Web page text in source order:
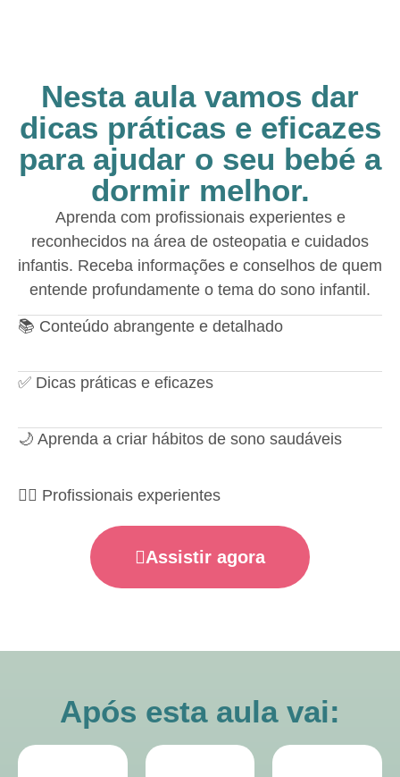
Nesta aula vamos dar
dicas práticas e eficazes
para ajudar o seu bebé a
dormir melhor.
Aprenda com profissionais experientes e
reconhecidos na área de osteopatia e cuidados
infantis. Receba informações e conselhos de quem
entende profundamente o tema do sono infantil.
📚 Conteúdo abrangente e detalhado
✅ Dicas práticas e eficazes
🌙 Aprenda a criar hábitos de sono saudáveis
🧑‍⚕️ Profissionais experientes
Assistir agora
Após esta aula vai: